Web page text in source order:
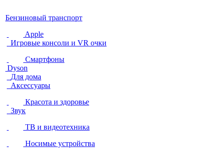
Бензиновый транспорт
Apple
Игровые консоли и VR очки
Смартфоны
Dyson
Для дома
Аксессуары
Красота и здоровье
Звук
ТВ и видеотехника
Носимые устройства